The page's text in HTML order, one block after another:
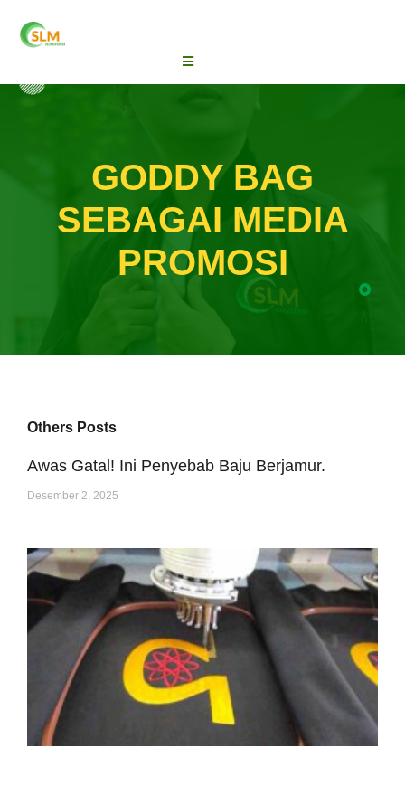
GODDY BAG
SEBAGAI MEDIA
PROMOSI
Others Posts
Awas Gatal! Ini Penyebab Baju Berjamur.
Desember 2, 2025